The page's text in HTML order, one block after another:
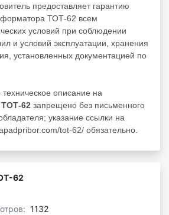
предоставляет гарантию
ТОТ-62 всем
условий при соблюдении
и условий эксплуатации, хранения
установленных документацией по
описание на
62 запрещено без письменного
указание ссылки на
tot-62/ обязательно.
62
1132